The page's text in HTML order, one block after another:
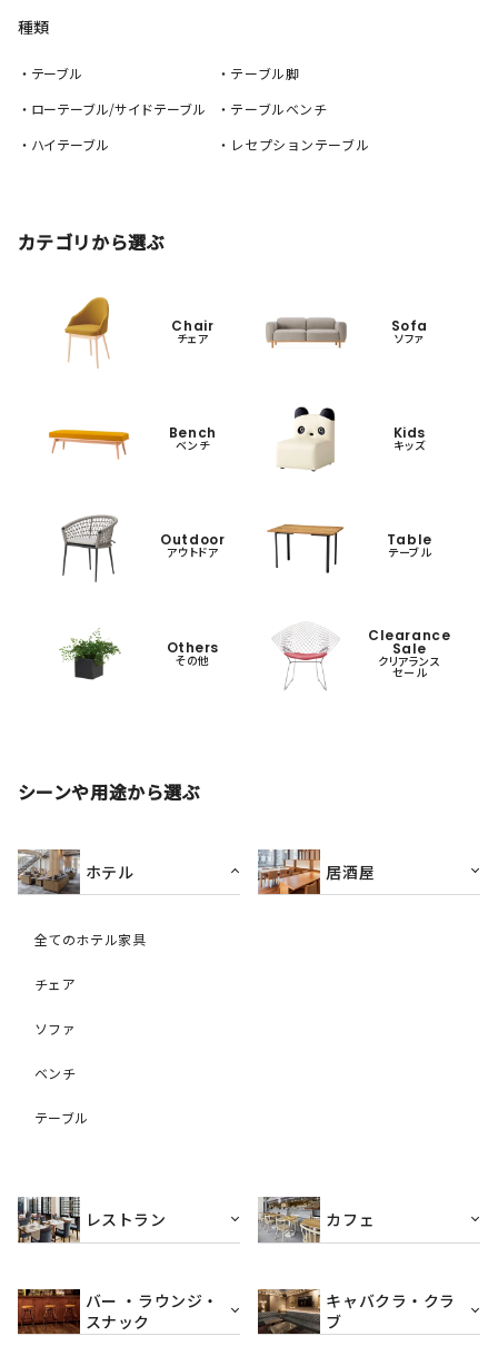
種類
・テーブル
・ローテーブル/サイドテーブル
・ハイテーブル
・テーブル脚
・テーブルベンチ
・レセプションテーブル
カテゴリから選ぶ
Chair
チェア
Sofa
ソファ
Bench
ベンチ
Kids
キッズ
Outdoor
アウトドア
Table
テーブル
Others
その他
Clearance
Sale
クリアランス
セール
シーンや用途から選ぶ
ホテル
全てのホテル家具
チェア
ソファ
ベンチ
テーブル
居酒屋
レストラン カフェ
バー ・ラウンジ・
スナック
キャバクラ・クラ
ブ